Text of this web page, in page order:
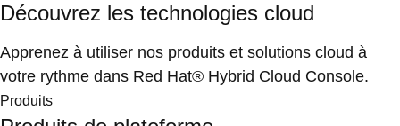
Découvrez les technologies cloud
Apprenez à utiliser nos produits et solutions cloud à
votre rythme dans Red Hat® Hybrid Cloud Console.
Produits